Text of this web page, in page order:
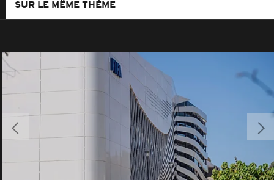
SUR LE MÊME THÈME